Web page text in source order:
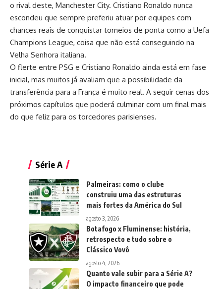
o rival deste, Manchester City. Cristiano Ronaldo nunca
escondeu que sempre preferiu atuar por equipes com
chances reais de conquistar torneios de ponta como a Uefa
Champions League, coisa que não está conseguindo na
Velha Senhora italiana.
O flerte entre PSG e Cristiano Ronaldo ainda está em fase
inicial, mas muitos já avaliam que a possibilidade da
transferência para a França é muito real. A seguir cenas dos
próximos capítulos que poderá culminar com um final mais
do que feliz para os torcedores parisienses.
Série A
Palmeiras: como o clube
construiu uma das estruturas
mais fortes da América do Sul
agosto 3, 2026
Botafogo x Fluminense: história,
retrospecto e tudo sobre o
Clássico Vovô
agosto 4, 2026
Quanto vale subir para a Série A?
O impacto financeiro que pode